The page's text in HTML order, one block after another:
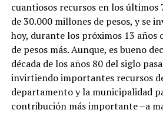
cuantiosos recursos en los últimos
de 30.000 millones de pesos, y se
hoy, durante los próximos 13 años
de pesos más. Aunque, es bueno
década de los años 80 del siglo
invirtiendo importantes recursos
departamento y la municipalidad
contribución más importante –a